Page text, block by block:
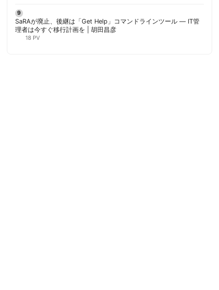
SaRAが廃止、後継は「Get Help」コマンドラインツール — IT管
理者は今すぐ移行計画を | 胡田昌彦
18 PV